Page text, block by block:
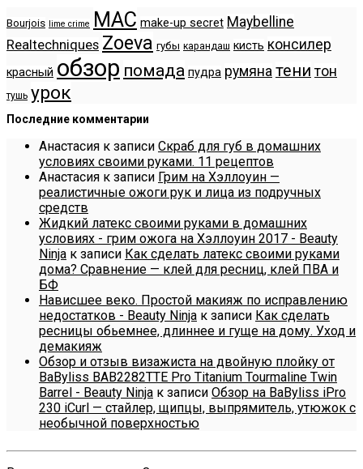
Bourjois lime crime MAC make-up secret Maybelline
Realtechniques Zoeva губы карандаш кисть консилер
красный обзор помада пудра румяна тени тон
тушь урок
Последние комментарии
Анастасия к записи Скраб для губ в домашних
условиях своими руками. 11 рецептов
Анастасия к записи Грим на Хэллоуин —
реалистичные ожоги рук и лица из подручных
средств
Жидкий латекс своими руками в домашних
условиях - грим ожога на Хэллоуин 2017 - Beauty
Ninja к записи Как сделать латекс своими руками
дома? Сравнение — клей для ресниц, клей ПВА и
БФ
Нависшее веко. Простой макияж по исправлению
недостатков - Beauty Ninja к записи Как сделать
ресницы обьемнее, длиннее и гуще на дому. Уход и
демакияж
Обзор и отзыв визажиста на двойную плойку от
BaByliss BAB2282TTE Pro Titanium Tourmaline Twin
Barrel - Beauty Ninja к записи Обзор на BaByliss iPro
230 iCurl — стайлер, щипцы, выпрямитель, утюжок с
необычной поверхностью